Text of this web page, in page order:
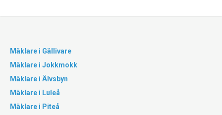
Mäklare i Gällivare
Mäklare i Jokkmokk
Mäklare i Älvsbyn
Mäklare i Luleå
Mäklare i Piteå